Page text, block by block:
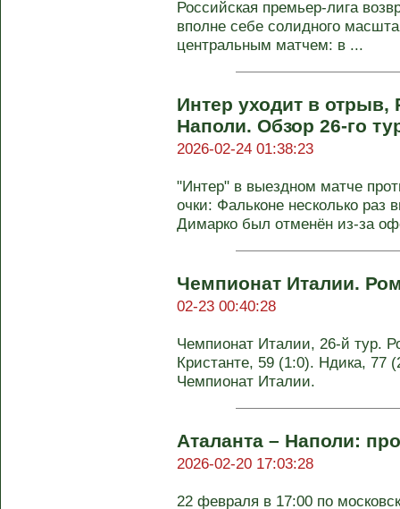
Российская премьер-лига
вполне себе солидного
центральным матчем: в ...
Интер уходит в отрыв,
Наполи. Обзор 26-го
2026-02-24 01:38:23
"Интер" в выездном матче
очки: Фальконе несколько раз
Димарко был отменён из-за
Чемпионат Италии.
02-23 00:40:28
Чемпионат Италии, 26-й тур.
Кристанте, 59 (1:0). Ндика, 77
Чемпионат Италии.
Аталанта – Наполи:
2026-02-20 17:03:28
22 февраля в 17:00 по